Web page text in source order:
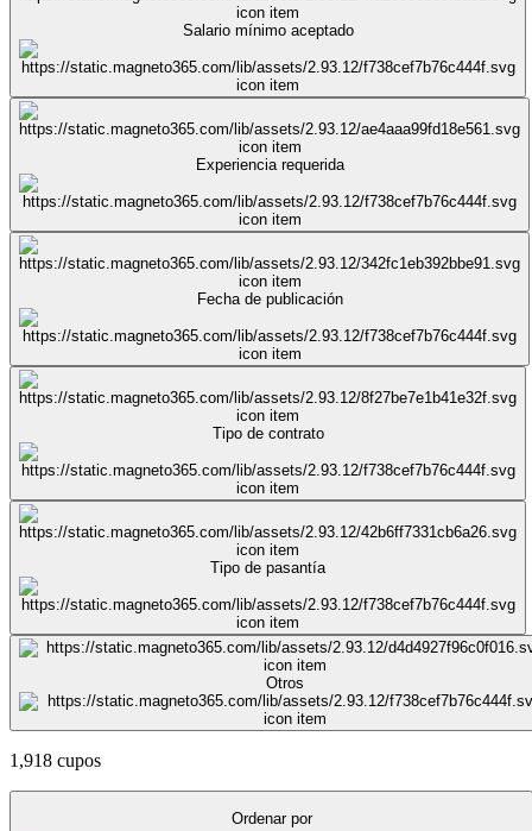
Salario mínimo aceptado
Experiencia requerida
Fecha de publicación
Tipo de contrato
Tipo de pasantía
Otros
1,918 cupos
Ordenar por